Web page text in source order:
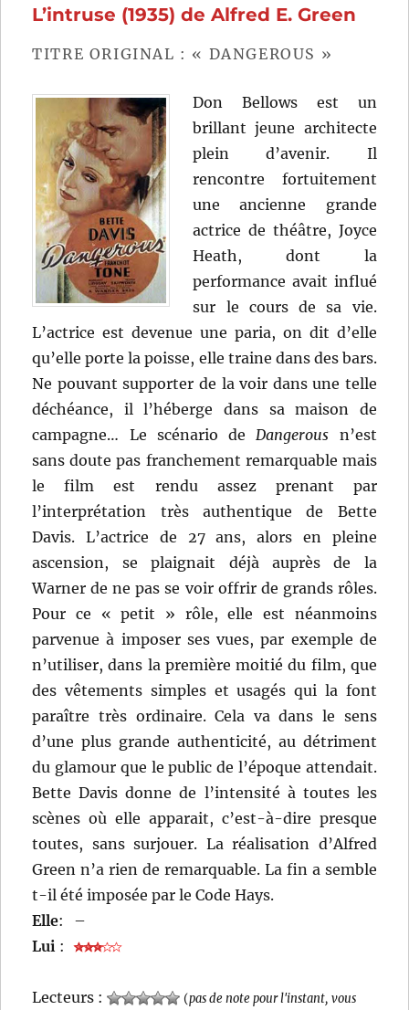
(2014)
David
L’intruse (1935) de Alfred E. Green
TITRE ORIGINAL : « DANGEROUS »
Don Bellows est un
brillant jeune architecte
plein d’avenir. Il
rencontre fortuitement
une ancienne grande
actrice de théâtre, Joyce
Heath, dont la
performance avait influé
sur le cours de sa vie.
L’actrice est devenue une paria, on dit d’elle
qu’elle porte la poisse, elle traine dans des bars.
Ne pouvant supporter de la voir dans une telle
déchéance, il l’héberge dans sa maison de
campagne… Le scénario de Dangerous n’est
sans doute pas franchement remarquable mais
le film est rendu assez prenant par
l’interprétation très authentique de Bette
Davis. L’actrice de 27 ans, alors en pleine
ascension, se plaignait déjà auprès de la
Warner de ne pas se voir offrir de grands rôles.
Pour ce « petit » rôle, elle est néanmoins
parvenue à imposer ses vues, par exemple de
n’utiliser, dans la première moitié du film, que
des vêtements simples et usagés qui la font
paraître très ordinaire. Cela va dans le sens
d’une plus grande authenticité, au détriment
du glamour que le public de l’époque attendait.
Bette Davis donne de l’intensité à toutes les
scènes où elle apparait, c’est-à-dire presque
toutes, sans surjouer. La réalisation d’Alfred
Green n’a rien de remarquable. La fin a semble
t-il été imposée par le Code Hays.
Elle:
–
Lui :
Lecteurs : (pas de note pour l'instant, vous